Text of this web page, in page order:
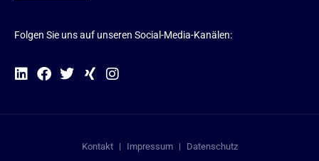
Folgen Sie uns auf unseren Social-Media-Kanälen:
Kontakt Impressum Datenschutz